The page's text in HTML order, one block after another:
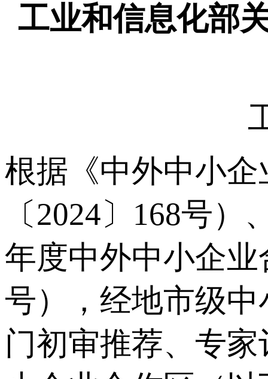
工业和信息化部
根据《中外中小
〔2024〕168号
年度中外中小企
号），经地市级
门初审推荐、专